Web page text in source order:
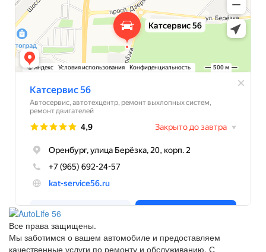
Все права защищены.
Мы заботимся о вашем автомобиле и предоставляем
качественные услуги по ремонту и обслуживанию. С